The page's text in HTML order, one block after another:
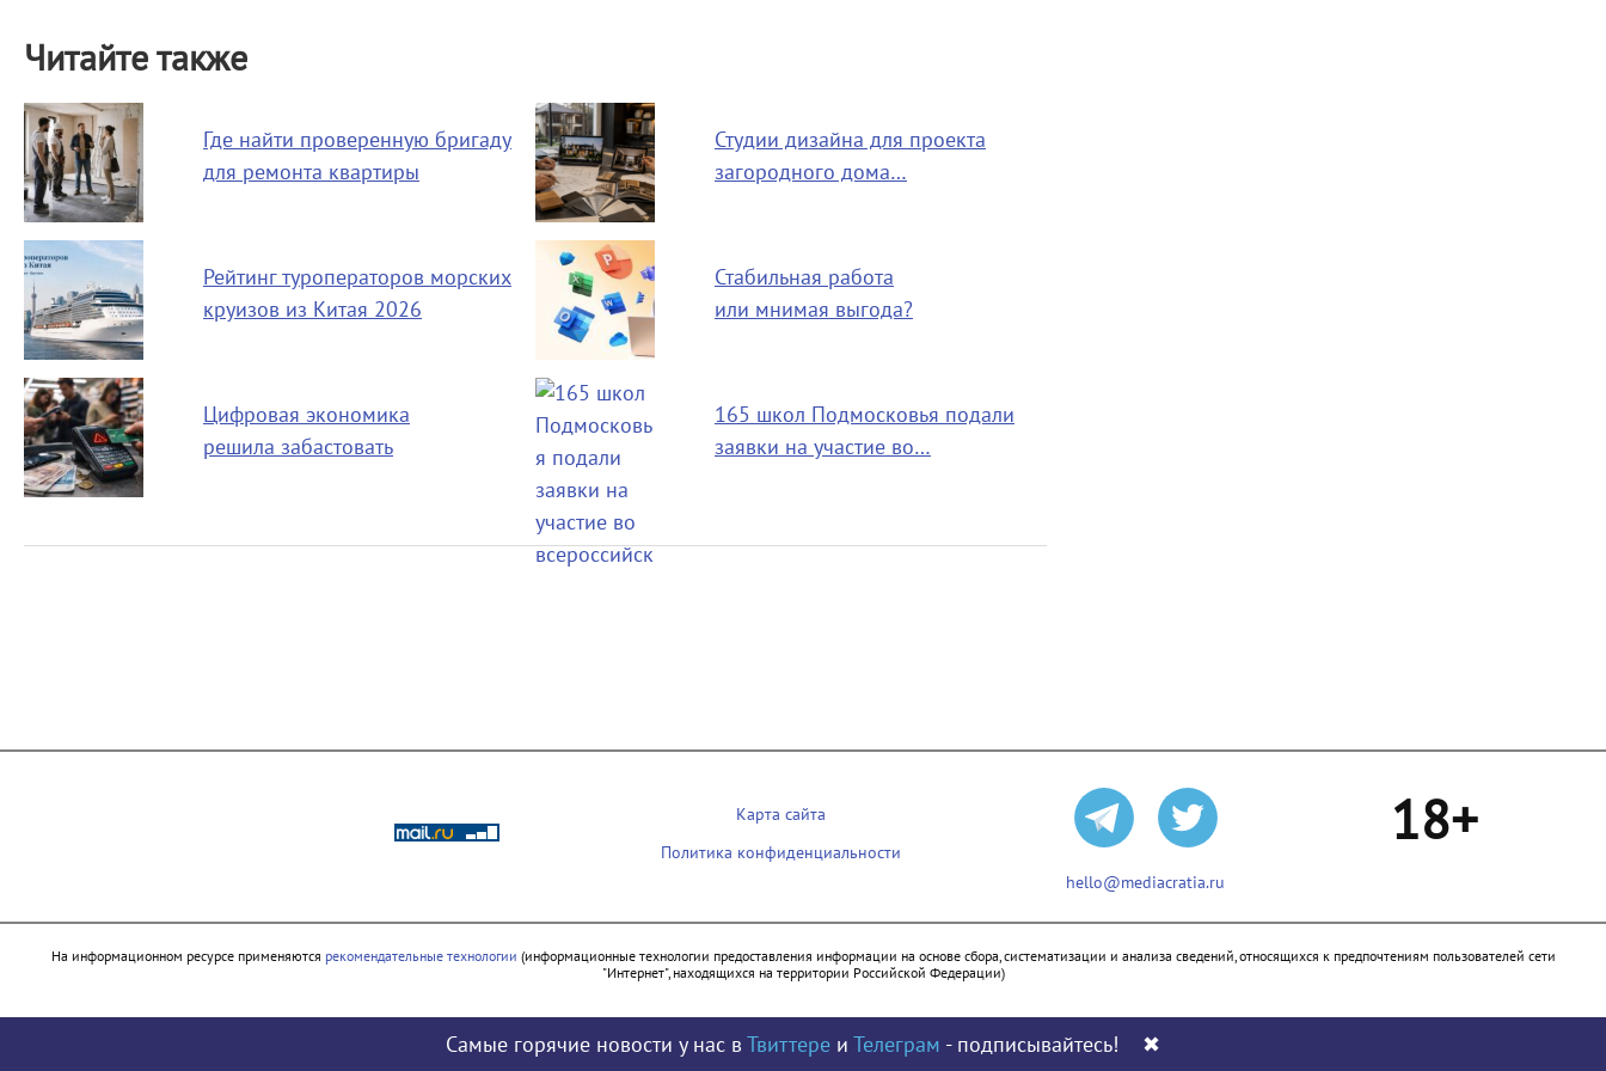
Читайте также
Где найти проверенную бригаду
для ремонта квартиры
Студии дизайна для проекта
загородного дома…
Рейтинг туроператоров морских
круизов из Китая 2026
Стабильная работа
или мнимая выгода?
Цифровая экономика
решила забастовать
165 школ Подмосковья подали
заявки на участие во…
Карта сайта
Политика конфиденциальности
hello@mediacratia.ru
18+
На информационном ресурсе применяются рекомендательные технологии (информационные технологии предоставления информации на основе сбора, систематизации и анализа сведений, относящихся к предпочтениям пользователей сети
"Интернет", находящихся на территории Российской Федерации)
© 2009 - 2026
Самые горячие новости у нас в Твиттере и Телеграм - подписывайтесь! ✖